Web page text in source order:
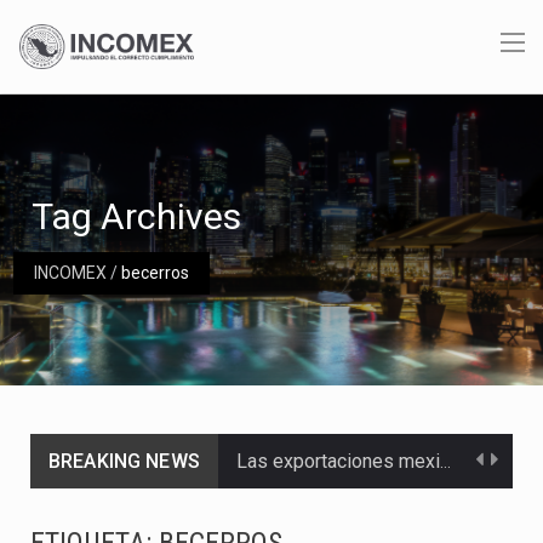
INCOMEX/ becerros
Tag Archives
BREAKING NEWS Las exportaciones mexicanas de vehículos ligeros disminuyeron 9.67 % en julio a tasa anual, alcanzando…